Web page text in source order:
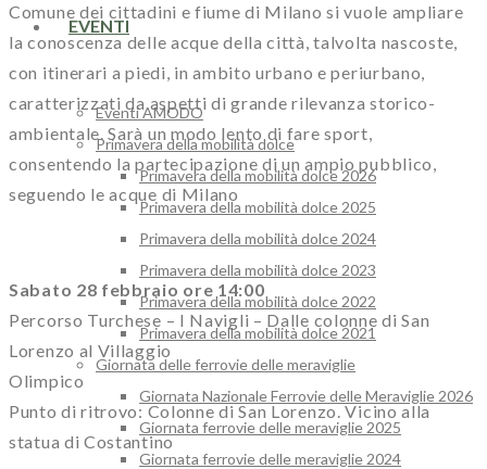
EVENTI
Eventi AMODO
Primavera della mobilità dolce
Primavera della mobilità dolce 2026
Primavera della mobilità dolce 2025
Primavera della mobilità dolce 2024
Primavera della mobilità dolce 2023
Primavera della mobilità dolce 2022
Primavera della mobilità dolce 2021
Giornata delle ferrovie delle meraviglie
Giornata Nazionale Ferrovie delle Meraviglie 2026
Giornata ferrovie delle meraviglie 2025
Giornata ferrovie delle meraviglie 2024
Comune dei cittadini e fiume di Milano si vuole ampliare
la conoscenza delle acque della città, talvolta nascoste,
con itinerari a piedi, in ambito urbano e periurbano,
caratterizzati da aspetti di grande rilevanza storico-
ambientale. Sarà un modo lento di fare sport,
consentendo la partecipazione di un ampio pubblico,
seguendo le acque di Milano
Sabato 28 febbraio ore 14:00
Percorso Turchese – I Navigli – Dalle colonne di San
Lorenzo al Villaggio
Olimpico
Punto di ritrovo: Colonne di San Lorenzo. Vicino alla
statua di Costantino